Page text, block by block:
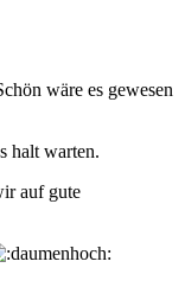
wäre es gewesen
halt warten.
auf gute